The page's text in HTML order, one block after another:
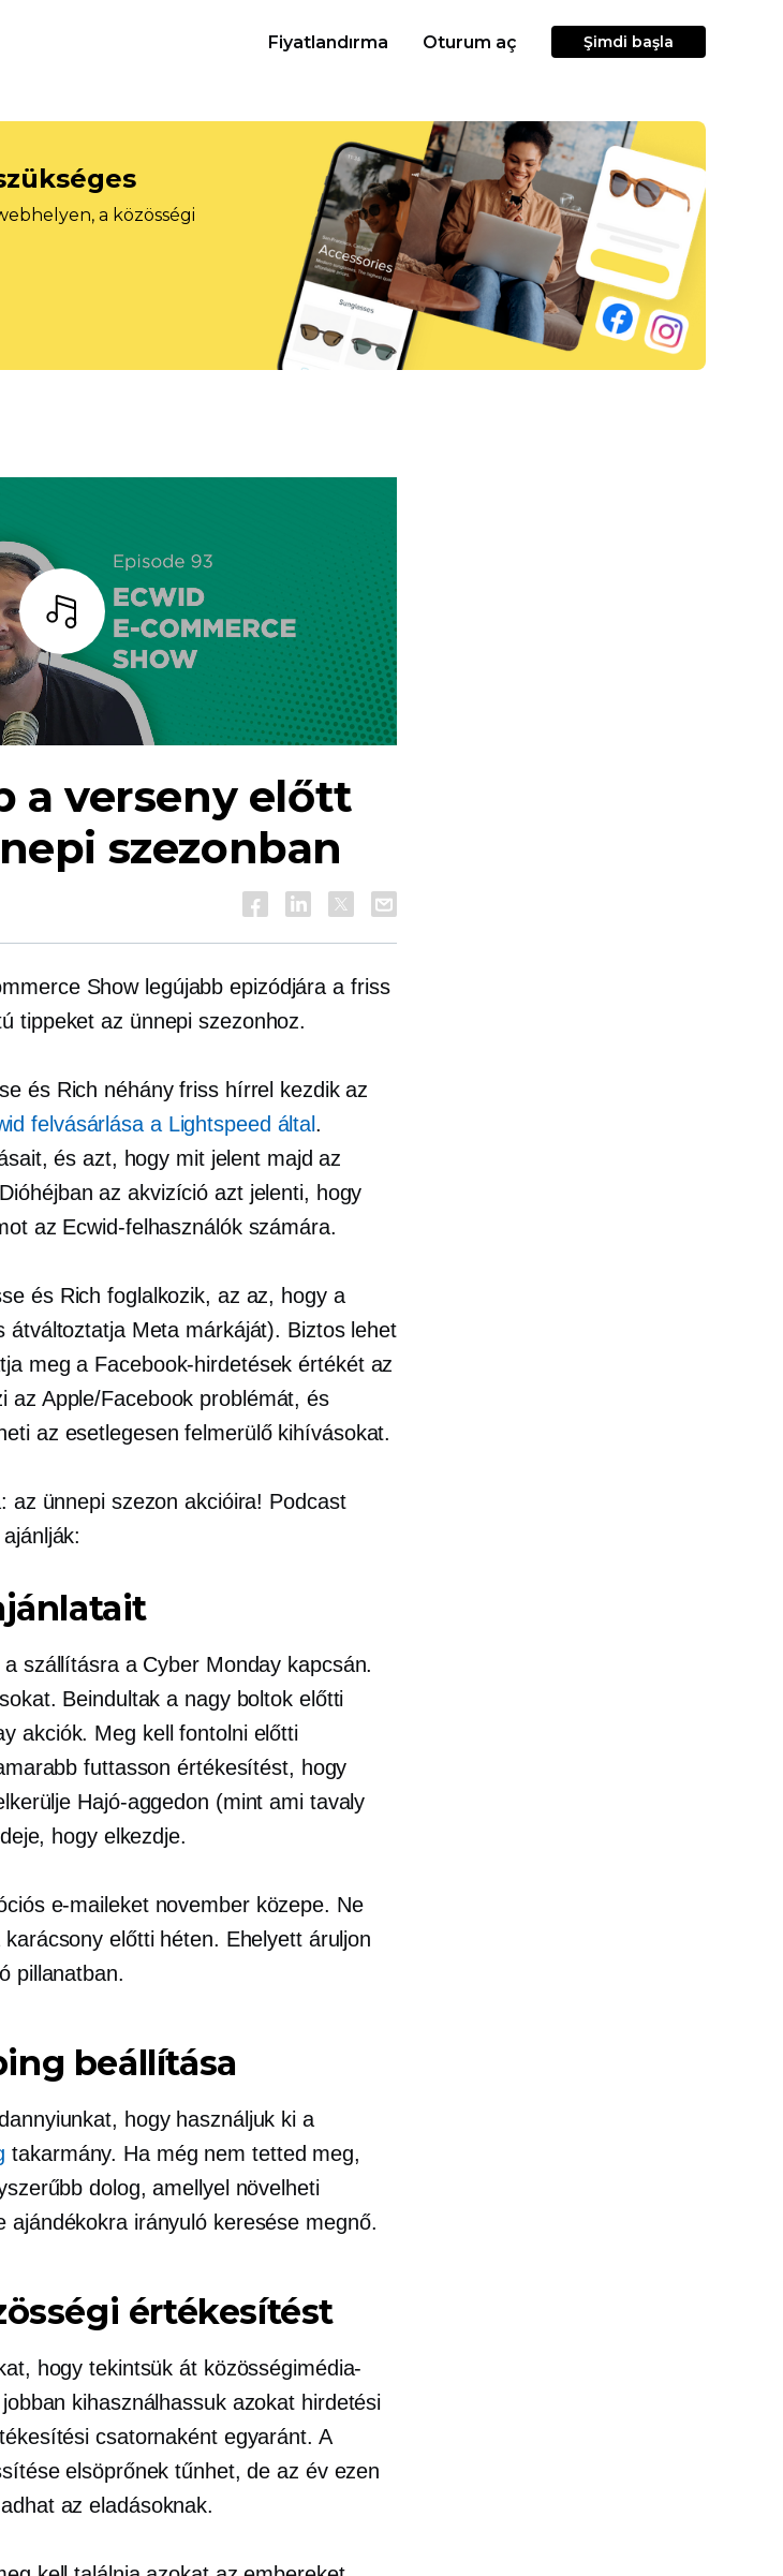
Fiyatlandırma Oturum aç Şimdi başla
a közösségi
Hallgass
a verseny előtt
szezonban
Show legújabb epizódjára a friss
tippeket az ünnepi szezonhoz.
és Rich néhány friss hírrel kezdik az
felvásárlása a Lightspeed által.
és azt, hogy mit jelent majd az
az akvizíció azt jelenti, hogy
az Ecwid-felhasználók számára.
és Rich foglalkozik, az az, hogy a
átváltoztatja Meta márkáját). Biztos lehet
meg a Facebook-hirdetések értékét az
az Apple/Facebook problémát, és
az esetlegesen felmerülő kihívásokat.
az ünnepi szezon akcióira! Podcast
szállításra a Cyber ​​Monday kapcsán.
Beindultak a nagy boltok előtti
akciók. Meg kell fontolni előtti
futtasson értékesítést, hogy
Hajó-aggedon (mint ami tavaly
hogy elkezdje.
e-maileket november közepe. Ne
előtti héten. Ehelyett áruljon
pillanatban.
beállítása
hogy használjuk ki a
takarmány. Ha még nem tetted meg,
dolog, amellyel növelheti
ajándékokra irányuló keresése megnő.
értékesítést
hogy tekintsük át közösségimédia-
kihasználhassuk azokat hirdetési
csatornaként egyaránt. A
elsöprőnek tűnhet, de az év ezen
az eladásoknak.